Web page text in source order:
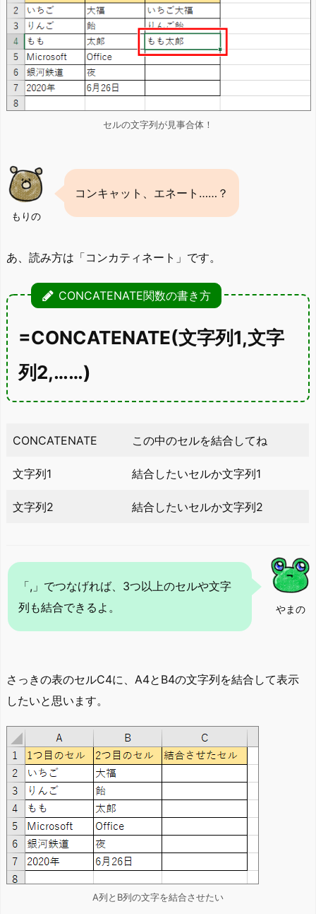
セルの文字列が見事合体！
もりの
コンキャット、エネート……？
あ、読み方は「コンカティネート」です。
CONCATENATE関数の書き方
=CONCATENATE(文字列1,文字
列2,……)
CONCATENATE この中のセルを結合してね
文字列1 結合したいセルか文字列1
文字列2 結合したいセルか文字列2
やまの
「,」でつなげれば、3つ以上のセルや文字
列も結合できるよ。
さっきの表のセルC4に、A4とB4の文字列を結合して表示
したいと思います。
A列とB列の文字を結合させたい